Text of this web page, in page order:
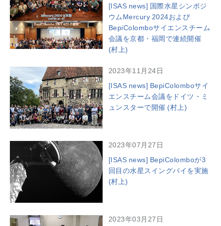
[ISAS news] 国際水星シンポジ
ウムMercury 2024および
BepiColomboサイエンスチーム
会議を京都・福岡で連続開催
(村上)
2023年11月24日
[ISAS news] BepiColomboサイ
エンスチーム会議をドイツ・ミ
ュンスターで開催 (村上)
2023年07月27日
[ISAS news] BepiColomboが3
回目の水星スイングバイを実施
(村上)
2023年03月27日